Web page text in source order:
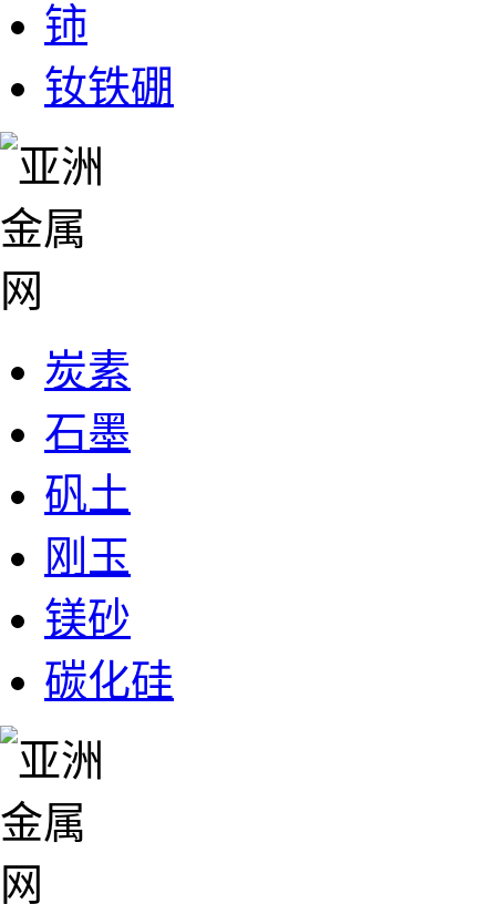
铈
钕铁硼
炭素
石墨
矾土
刚玉
镁砂
碳化硅